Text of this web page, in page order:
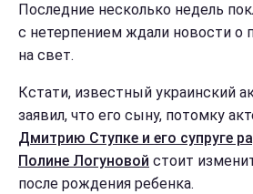
Последние несколько недель
с нетерпением ждали новости о
на свет.
Кстати, известный украинский
заявил, что его сыну, потомку
Дмитрию Ступке и его супруге
Полине Логуновой стоит
после рождения ребенка.